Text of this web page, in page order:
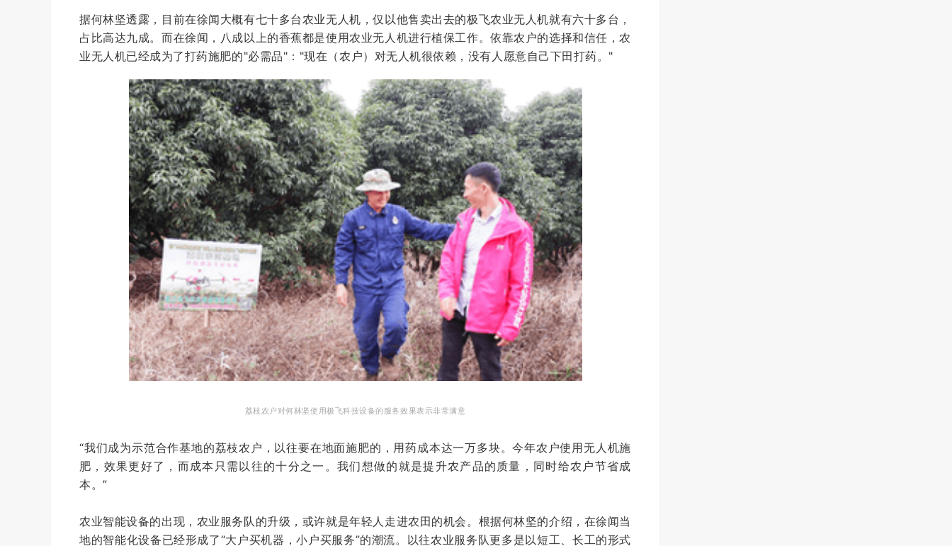
据何林坚透露，目前在徐闻大概有七十多台农业无人机，仅以他售卖出去的极飞农业无人机就有六十多台，
占比高达九成。而在徐闻，八成以上的香蕉都是使用农业无人机进行植保工作。依靠农户的选择和信任，农
业无人机已经成为了打药施肥的"必需品"："现在（农户）对无人机很依赖，没有人愿意自己下田打药。"
荔枝农户对何林坚使用极飞科技设备的服务效果表示非常满意
“我们成为示范合作基地的荔枝农户，以往要在地面施肥的，用药成本达一万多块。今年农户使用无人机施
肥，效果更好了，而成本只需以往的十分之一。我们想做的就是提升农产品的质量，同时给农户节省成
本。”
农业智能设备的出现，农业服务队的升级，或许就是年轻人走进农田的机会。根据何林坚的介绍，在徐闻当
地的智能化设备已经形成了“大户买机器，小户买服务”的潮流。以往农业服务队更多是以短工、长工的形式